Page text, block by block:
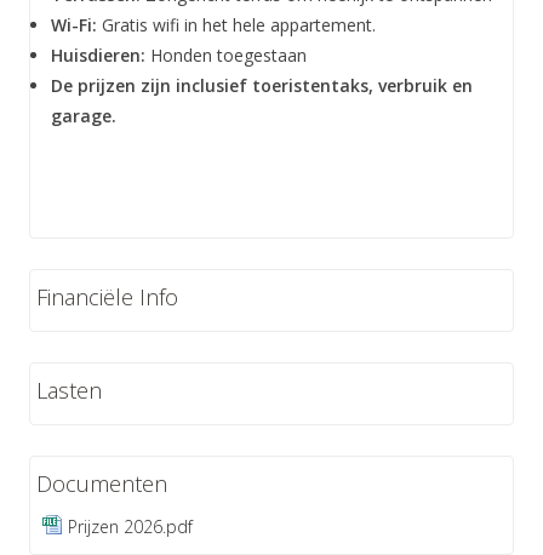
Wi-Fi: Gratis wifi in het hele appartement.
Huisdieren: Honden toegestaan
De prijzen zijn inclusief toeristentaks, verbruik en
garage.
Financiële Info
Lasten
Documenten
Prijzen 2026.pdf